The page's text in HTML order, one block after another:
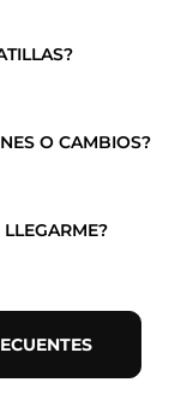
O CAMBIOS?